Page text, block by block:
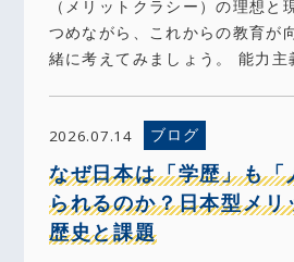
（メリットクラシー）の理想と
つめながら、これからの教育が
緒に考えてみましょう。 能力
2026.07.14 ブログ
なぜ日本は「学歴」も「
られるのか？日本型メリ
歴史と課題